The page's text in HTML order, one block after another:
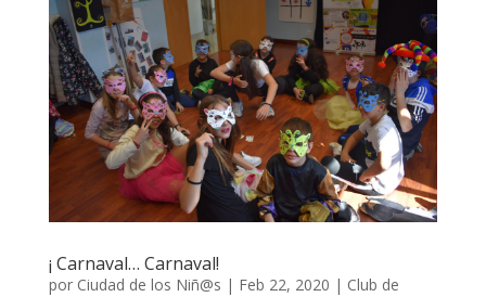
¡ Carnaval… Carnaval!
por Ciudad de los Niñ@s | Feb 22, 2020 | Club de